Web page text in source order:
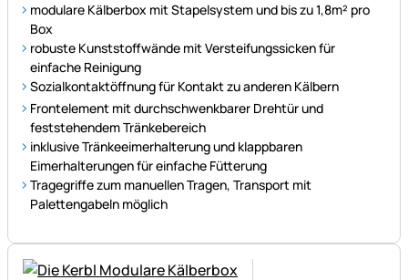
modulare Kälberbox mit Stapelsystem und bis zu 1,8m² pro
Box
robuste Kunststoffwände mit Versteifungssicken für
einfache Reinigung
Sozialkontaktöffnung für Kontakt zu anderen Kälbern
Frontelement mit durchschwenkbarer Drehtür und
feststehendem Tränkebereich
inklusive Tränkeeimerhalterung und klappbaren
Eimerhalterungen für einfache Fütterung
Tragegriffe zum manuellen Tragen, Transport mit
Palettengabeln möglich